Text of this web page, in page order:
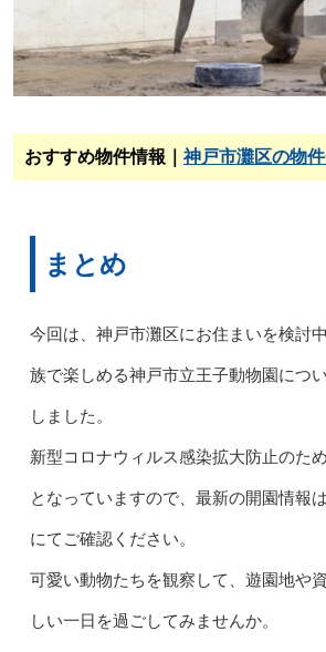
おすすめ物件情報｜神戸市灘区の物
まとめ
今回は、神戸市灘区にお住まいを検討
族で楽しめる神戸市立王子動物園につ
しました。
新型コロナウィルス感染拡大防止のた
となっていますので、最新の開園情報
にてご確認ください。
可愛い動物たちを観察して、遊園地や
しい一日を過ごしてみませんか。